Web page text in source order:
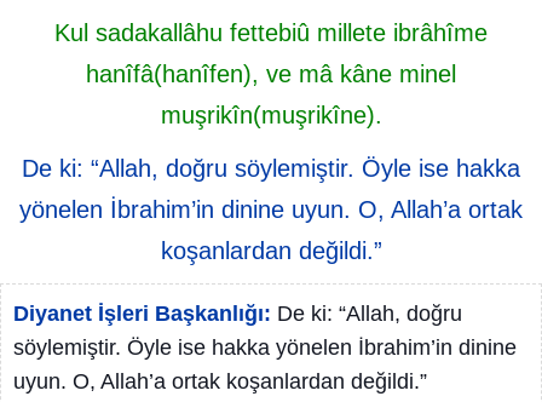
Kul sadakallâhu fettebiû millete ibrâhîme
hanîfâ(hanîfen), ve mâ kâne minel
muşrikîn(muşrikîne).
De ki: “Allah, doğru söylemiştir. Öyle ise hakka
yönelen İbrahim’in dinine uyun. O, Allah’a ortak
koşanlardan değildi.”
Diyanet İşleri Başkanlığı: De ki: “Allah, doğru
söylemiştir. Öyle ise hakka yönelen İbrahim’in dinine
uyun. O, Allah’a ortak koşanlardan değildi.”